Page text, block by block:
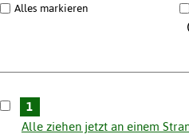
Alles markieren
1
Alle ziehen jetzt an einem